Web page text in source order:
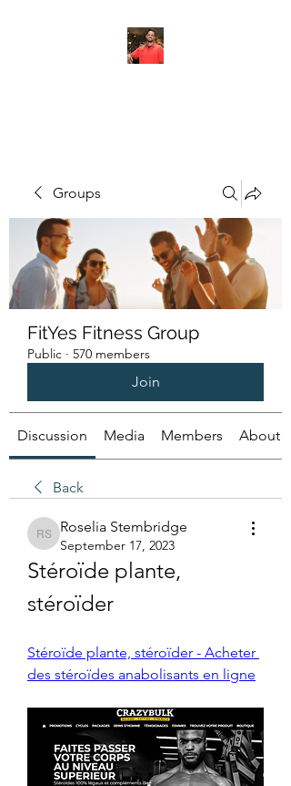
Groups
FitYes Fitness Group
Public · 570 members
Join
Discussion Media Members About
Back
Roselia Stembridge
Roselia Stembridge
September 17, 2023
Stéroïde plante,
stéroïder
Stéroïde plante, stéroïder - Acheter
des stéroïdes anabolisants en ligne